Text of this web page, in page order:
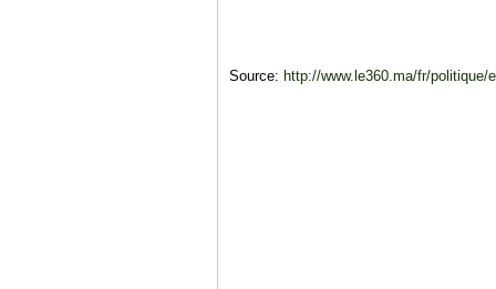
Source: http://www.le360.ma/fr/